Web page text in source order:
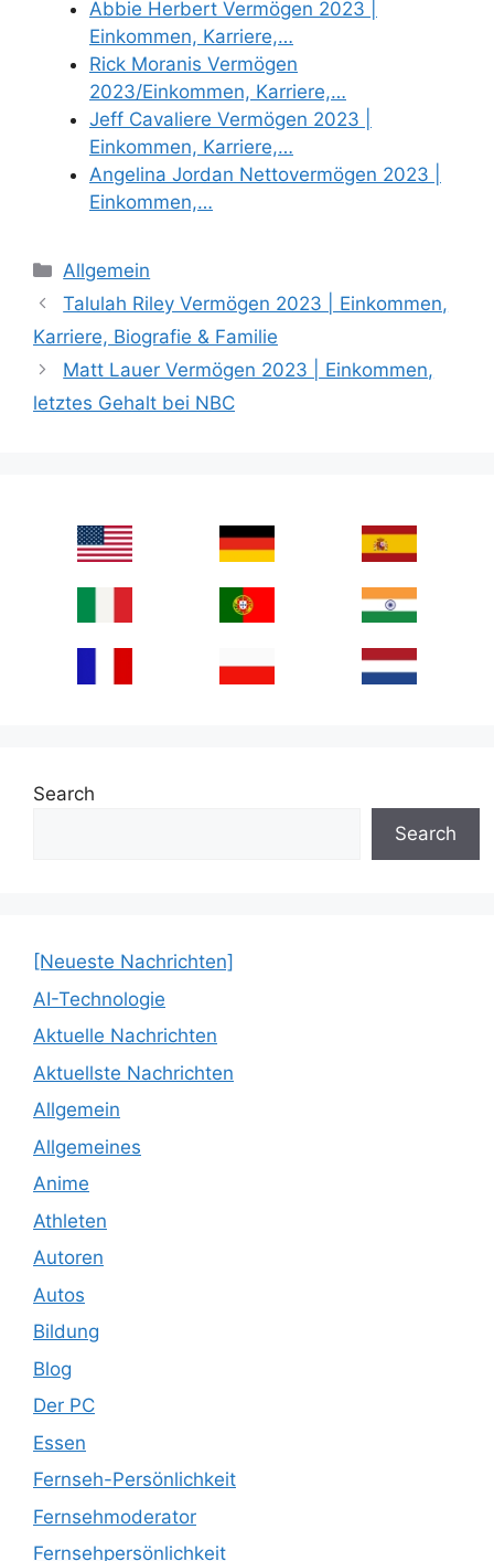
Abbie Herbert Vermögen 2023 |
Einkommen, Karriere,…
Rick Moranis Vermögen
2023/Einkommen, Karriere,…
Jeff Cavaliere Vermögen 2023 |
Einkommen, Karriere,…
Angelina Jordan Nettovermögen 2023 |
Einkommen,…
Categories
Allgemein
Talulah Riley Vermögen 2023 | Einkommen,
Karriere, Biografie & Familie
Matt Lauer Vermögen 2023 | Einkommen,
letztes Gehalt bei NBC
Search
Search
[Neueste Nachrichten]
AI-Technologie
Aktuelle Nachrichten
Aktuellste Nachrichten
Allgemein
Allgemeines
Anime
Athleten
Autoren
Autos
Bildung
Blog
Der PC
Essen
Fernseh-Persönlichkeit
Fernsehmoderator
Fernsehpersönlichkeit